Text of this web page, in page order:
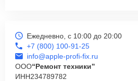
Ежедневно, с 10:00 до 20:00
+7 (800) 100-91-25
info@apple-profi-fix.ru
ООО“Ремонт техники”
ИНН234789782